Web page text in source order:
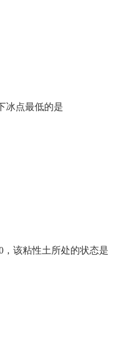
点最低的是
该粘性土所处的状态是